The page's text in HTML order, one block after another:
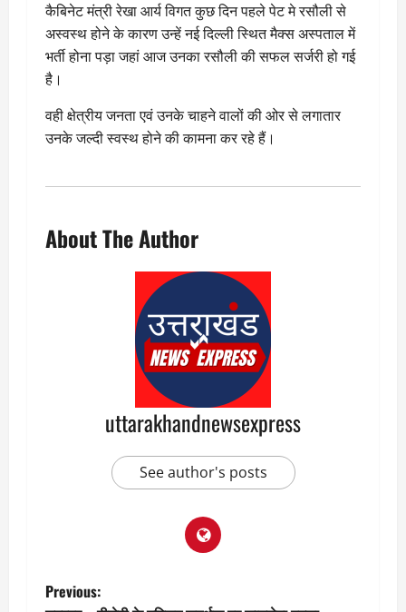
कैबिनेट मंत्री रेखा आर्य विगत कुछ दिन पहले पेट मे रसौली से
अस्वस्थ होने के कारण उन्हें नई दिल्ली स्थित मैक्स अस्पताल में
भर्ती होना पड़ा जहां आज उनका रसौली की सफल सर्जरी हो गई
है।
वही क्षेत्रीय जनता एवं उनके चाहने वालों की ओर से लगातार
उनके जल्दी स्वस्थ होने की कामना कर रहे हैं।
About The Author
uttarakhandnewsexpress
See author's posts
P
Previous: